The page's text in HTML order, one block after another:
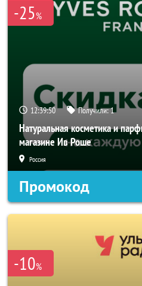
-25%
12:39:48 Получили:1
Натуральная косметика и
магазине Ив Роше
Россия
Промокод
-10%